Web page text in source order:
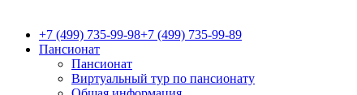
+7 (499) 735-99-98+7 (499) 735-99-89
Пансионат
Пансионат
Виртуальный тур по пансионату